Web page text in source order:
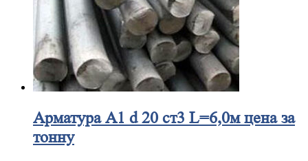
АрматураА1 d 20 ст3 L=6,0м цена за
тонну